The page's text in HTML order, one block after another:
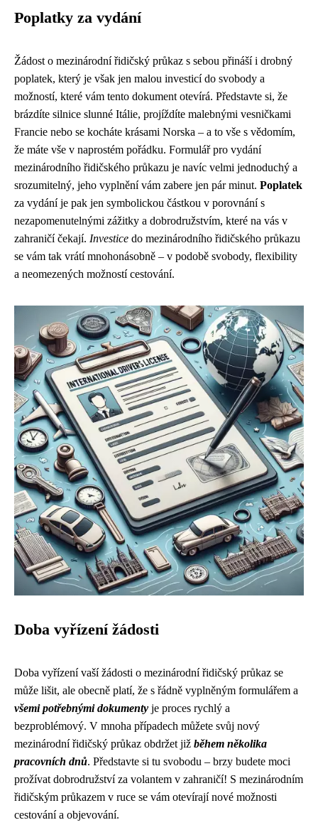
Poplatky za vydání
Žádost o mezinárodní řidičský průkaz s sebou přináší i drobný
poplatek, který je však jen malou investicí do svobody a
možností, které vám tento dokument otevírá. Představte si, že
brázdíte silnice slunné Itálie, projíždíte malebnými vesničkami
Francie nebo se kocháte krásami Norska – a to vše s vědomím,
že máte vše v naprostém pořádku. Formulář pro vydání
mezinárodního řidičského průkazu je navíc velmi jednoduchý a
srozumitelný, jeho vyplnění vám zabere jen pár minut. Poplatek
za vydání je pak jen symbolickou částkou v porovnání s
nezapomenutelnými zážitky a dobrodružstvím, které na vás v
zahraničí čekají. Investice do mezinárodního řidičského průkazu
se vám tak vrátí mnohonásobně – v podobě svobody, flexibility
a neomezených možností cestování.
Doba vyřízení žádosti
Doba vyřízení vaší žádosti o mezinárodní řidičský průkaz se
může lišit, ale obecně platí, že s řádně vyplněným formulářem a
všemi potřebnými dokumenty je proces rychlý a
bezproblémový. V mnoha případech můžete svůj nový
mezinárodní řidičský průkaz obdržet již během několika
pracovních dnů. Představte si tu svobodu – brzy budete moci
prožívat dobrodružství za volantem v zahraničí! S mezinárodním
řidičským průkazem v ruce se vám otevírají nové možnosti
cestování a objevování.